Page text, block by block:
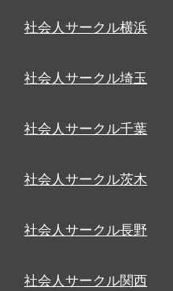
社会人サークル横浜
社会人サークル埼玉
社会人サークル千葉
社会人サークル茨木
社会人サークル長野
社会人サークル関西